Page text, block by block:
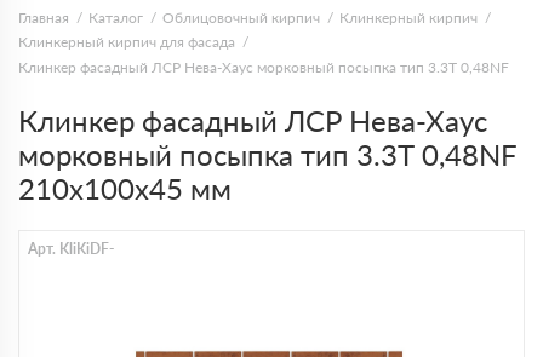
Главная Каталог Облицовочный кирпич
Клинкерный кирпич
Клинкерный кирпич для фасада
Клинкер фасадный ЛСР Нева-Хаус морковный посыпка тип 3.3Т 0,48NF
Клинкер фасадный ЛСР Нева-Хаус
морковный посыпка тип 3.3Т 0,48NF
210х100х45 мм
Арт. KliKiDF-